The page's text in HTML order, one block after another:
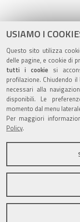
USIAMO I
Questo sito utilizza
delle pagine, e cookie di
tutti i cookiesi
profilazione. Chiudendo
necessari alla
disponibili. Le
momento dal menu
Per maggiori
Policy.
sul
documento
ultima
Sito
Privacy policy|